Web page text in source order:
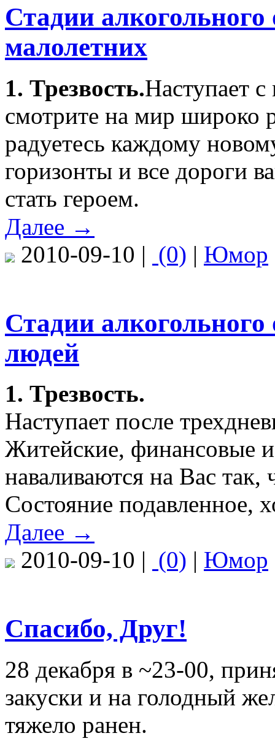
Стадии
малолетних
1. Трезвость.Наступает
смотрите на мир широко
радуетесь каждому
горизонты и все дороги
стать героем.
Далее →
2010-09-10 | (0) | Юмор
Стадии
людей
1. Трезвость.
Наступает после
Житейские, финансовые
наваливаются на Вас так,
Состояние подавленное,
Далее →
2010-09-10 | (0) | Юмор
Спасибо, Друг!
28 декабря в ~23-00,
закуски и на голодный
тяжело ранен.